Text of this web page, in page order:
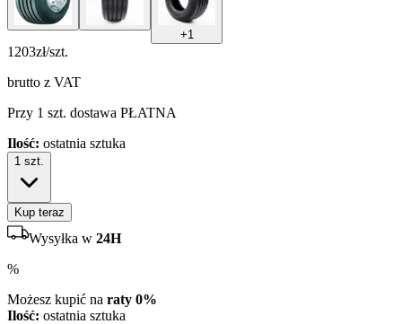
+1
1203zł/szt.
brutto z VAT
Przy 1 szt. dostawa PŁATNA
Ilość: ostatnia sztuka
1 szt.
Kup teraz
Wysyłka w 24H
%
Możesz kupić na raty 0%
Ilość: ostatnia sztuka